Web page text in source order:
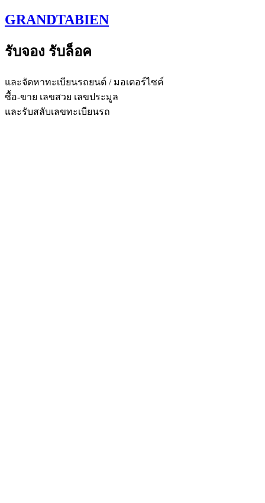
Skip
to
GRANDTABIEN
รับจอง รับล็อค
และจัดหาทะเบียนรถยนต์ / มอเตอร์ไซค์
ซื้อ-ขาย เลขสวย เลขประมูล
และรับสลับเลขทะเบียนรถ